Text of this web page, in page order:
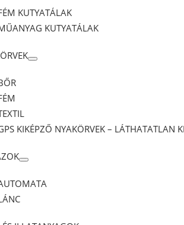
KUTYATÁLAK
KUTYATÁLAK
KIKÉPZŐ NYAKÖRVEK – LÁTHATATLAN